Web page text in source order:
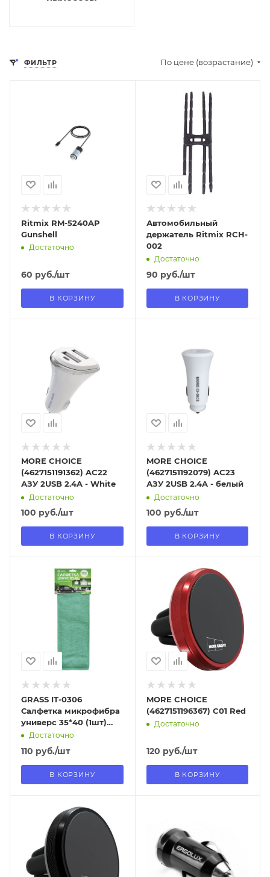
ФИЛЬТР По цене (возрастание)
В наличии в пункте
самовывоза
Ritmix RM-5240AP
Gunshell
Достаточно
60 руб./шт
В КОРЗИНУ
13.08.2026
В наличии в пункте
самовывоза
Автомобильный
держатель Ritmix RCH-
002
Достаточно
90 руб./шт
В КОРЗИНУ
В наличии в пункте
самовывоза
MORE CHOICE
(4627151191362) AC22
АЗУ 2USB 2.4A - White
Достаточно
100 руб./шт
В КОРЗИНУ
В наличии в пункте
самовывоза
MORE CHOICE
(4627151192079) AC23
АЗУ 2USB 2.4A - белый
Достаточно
100 руб./шт
В КОРЗИНУ
Отправим
13.08.2026
В наличии в пункте
самовывоза
GRASS IT-0306
Салфетка микрофибра
универс 35*40 (1шт)
УПАК
Достаточно
110 руб./шт
В КОРЗИНУ
Отправим
13.08.2026
В наличии в пункте
самовывоза
Нет
MORE CHOICE
(4627151196367) C01 Red
Достаточно
120 руб./шт
В КОРЗИНУ
13.08.2026
В наличии в пункте
самовывоза
Нет
В наличии в пункте
самовывоза
Нет